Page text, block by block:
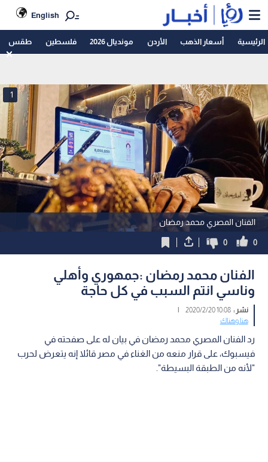
English
الرئيسية أسعار الذهب الأردن مونديال 2026 فلسطين طقس
الفنان المصري محمد رمضان
1
0
0
الفنان محمد رمضان :جمهوري وأهلي
وناسي انتم السبب في كل حاجة
نشر :10:08 2020/2/20
|
هنا وهناك
رد الفنان المصري محمد رمضان في بيان له على صفحته في
فيسبوك، على قرار منعه من الغناء في مصر قائلا إنه يتعرض لحرب
"لأنه من الطبقة البسيطة".